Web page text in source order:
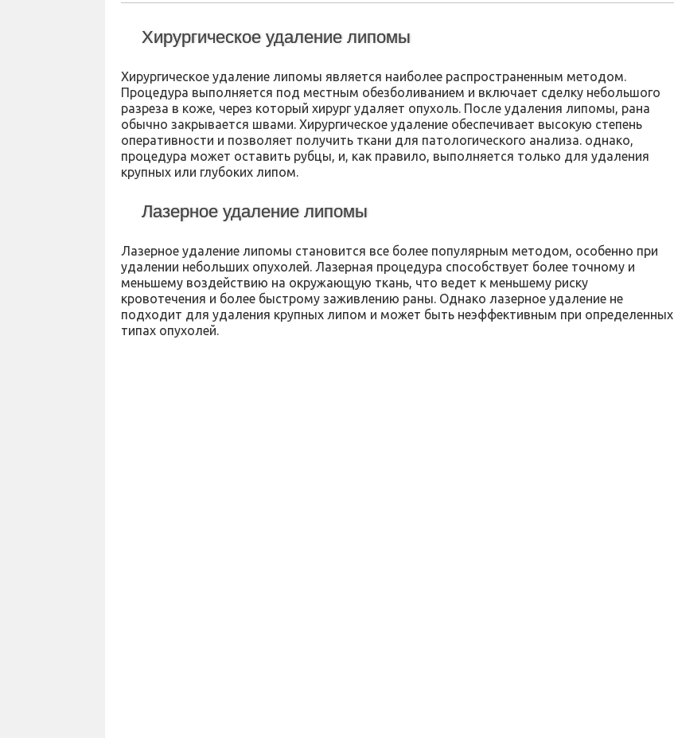
Хирургическое удаление липомы
Хирургическое удаление липомы является наиболее распространенным методом.
Процедура выполняется под местным обезболиванием и включает сделку небольшого
разреза в коже, через который хирург удаляет опухоль. После удаления липомы, рана
обычно закрывается швами. Хирургическое удаление обеспечивает высокую степень
оперативности и позволяет получить ткани для патологического анализа. однако,
процедура может оставить рубцы, и, как правило, выполняется только для удаления
крупных или глубоких липом.
Лазерное удаление липомы
Лазерное удаление липомы становится все более популярным методом, особенно при
удалении небольших опухолей. Лазерная процедура способствует более точному и
меньшему воздействию на окружающую ткань, что ведет к меньшему риску
кровотечения и более быстрому заживлению раны. Однако лазерное удаление не
подходит для удаления крупных липом и может быть неэффективным при определенных
типах опухолей.